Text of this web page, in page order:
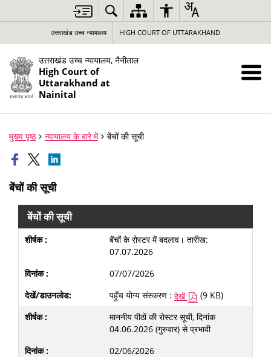
उत्तराखंड उच्च न्यायालय HIGH COURT OF UTTARAKHAND
उत्तराखंड उच्च न्यायालय, नैनीताल
High Court of
Uttarakhand at
Nainital
मुख्य पृष्ठ न्यायालय के बारे में बेंचों की सूची
बेंचों की सूची
बेंचों की सूची
बेंचों के रोस्टर में बदलाव। तारीख:
07.07.2026
07/07/2026
पहुँच योग्य संस्करण : देखें
(9 KB)
माननीय पीठों की रोस्टर सूची, दिनांक
04.06.2026 (गुरुवार) से प्रभावी
02/06/2026